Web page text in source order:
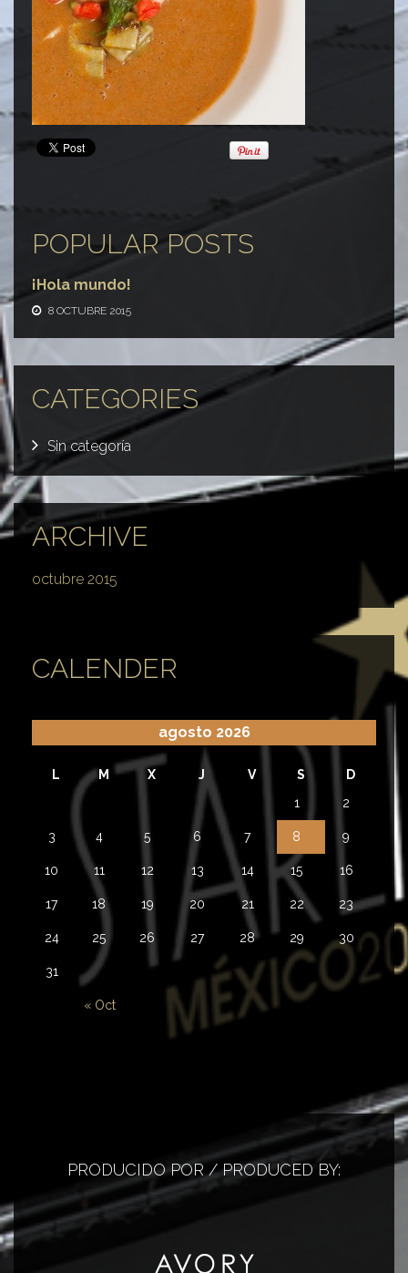
POPULAR POSTS
¡Hola mundo!
8 OCTUBRE 2015
CATEGORIES
Sin categoría
ARCHIVE
octubre 2015
CALENDER
agosto 2026
L M X J V S D
« Oct
1 2
3 4 5 6 7 8 9
10 11 12 13 14 15 16
17 18 19 20 21 22 23
24 25 26 27 28 29 30
31
PRODUCIDO POR / PRODUCED BY: